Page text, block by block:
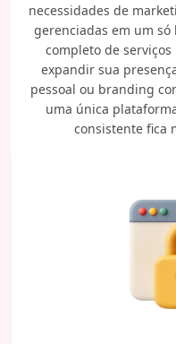
necessidades de
gerenciadas em um
completo de
expandir sua
pessoal ou branding
uma única
consistente fica